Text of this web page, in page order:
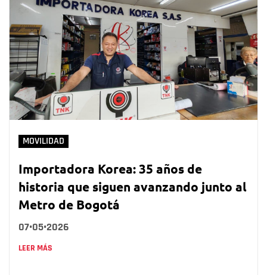
MOVILIDAD
Importadora Korea: 35 años de
historia que siguen avanzando junto al
Metro de Bogotá
07•05•2026
LEER MÁS